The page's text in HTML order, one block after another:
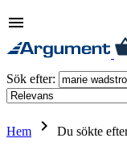
menu
Sök efter:
Hem keyboard_arrow_right Du sökte